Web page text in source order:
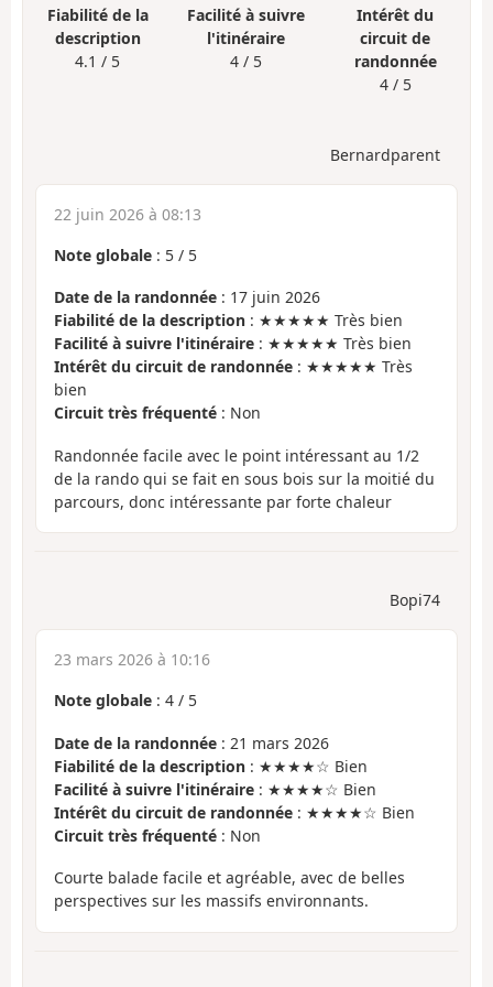
Fiabilité de la
description
4.1 / 5
Facilité à suivre
l'itinéraire
4 / 5
Intérêt du
circuit de
randonnée
4 / 5
Bernardparent
22 juin 2026 à 08:13
Note globale : 5 / 5
Date de la randonnée : 17 juin 2026
Fiabilité de la description : ★★★★★ Très bien
Facilité à suivre l'itinéraire : ★★★★★ Très bien
Intérêt du circuit de randonnée : ★★★★★ Très
bien
Circuit très fréquenté : Non
Randonnée facile avec le point intéressant au 1/2
de la rando qui se fait en sous bois sur la moitié du
parcours, donc intéressante par forte chaleur
Bopi74
23 mars 2026 à 10:16
Note globale : 4 / 5
Date de la randonnée : 21 mars 2026
Fiabilité de la description : ★★★★☆ Bien
Facilité à suivre l'itinéraire : ★★★★☆ Bien
Intérêt du circuit de randonnée : ★★★★☆ Bien
Circuit très fréquenté : Non
Courte balade facile et agréable, avec de belles
perspectives sur les massifs environnants.